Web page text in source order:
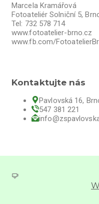
Marcela Kramářová
Fotoateliér Solniční 5,
Tel: 732 578 714
www.fotoatelier-brno.cz
www.fb.com/
Kontaktujte nás
Pavlovská 16,
547 381 221